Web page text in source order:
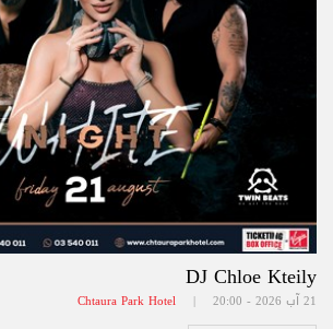
DJ Chloe Kteily
21 آب 2026 - 20:00 | Chtaura Park Hotel